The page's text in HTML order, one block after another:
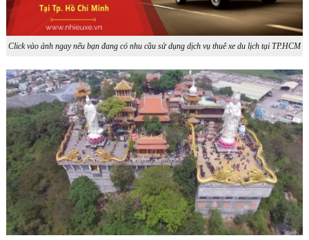
Click vào ảnh ngay nếu bạn đang có nhu cầu sử dụng dịch vụ thuê xe du lịch tại TP.HCM